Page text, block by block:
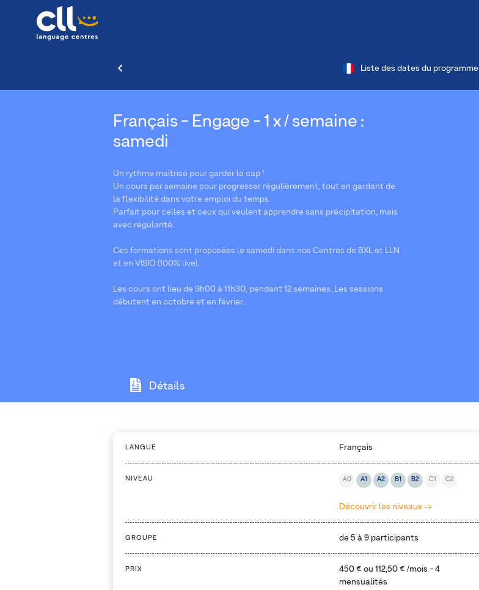
Liste des dates du programme
Français - Engage - 1 x / semaine :
samedi
Un rythme maîtrisé pour garder le cap !
Un cours par semaine pour progresser régulièrement, tout en gardant de
la flexibilité dans votre emploi du temps.
Parfait pour celles et ceux qui veulent apprendre sans précipitation, mais
avec régularité.
Ces formations sont proposées le samedi dans nos Centres de BXL et LLN
et en VISIO (100% live).
Les cours ont lieu de 9h00 à 11h30, pendant 12 semaines. Les sessions
débutent en octobre et en février.
Détails
LANGUE Français
NIVEAU A0 A1 A2 B1 B2 C1 C2
Découvrir les niveaux
GROUPE de 5 à 9 participants
PRIX 450 € ou112,50 € /mois - 4
mensualités